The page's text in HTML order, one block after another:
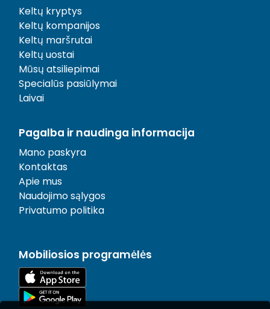
Keltų kryptys
Keltų kompanijos
Keltų maršrutai
Keltų uostai
Mūsų atsiliepimai
Specialūs pasiūlymai
Laivai
Pagalba ir naudinga informacija
Mano paskyra
Kontaktas
Apie mus
Naudojimo sąlygos
Privatumo politika
Mobiliosios programėlės